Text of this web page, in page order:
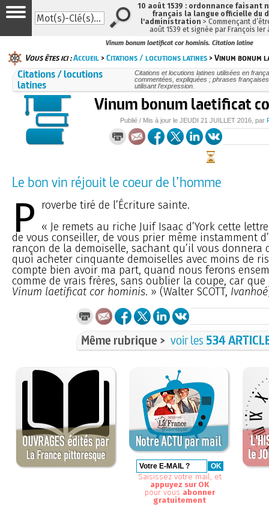
Vinum bonum laetificat cor hominis. Citation latine
Vous êtes ici :Accueil >Citations / locutions latines > Vinum bonum
Citations / locutions
latines
Citations et locutions latines utilisées en
commentées, expliquées ; phrases
utilisant l’expression.
Vinum bonum laetificat
Publié / Mis à jour le JEUDI 21 JUILLET 2016 , par
Le bon vin réjouit le coeur de l’homme
P roverbe tiré de l’Écriture sainte.
« Je remets au riche Juif Isaac d’York cette
de vous conseiller, de vous prier même instamment
rançon de la demoiselle, sachant qu’il vous donnera
quoi acheter cinquante demoiselles avec moins de
compte bien avoir ma part, quand nous ferons
comme de vrais frères, sans oublier la coupe, car
Vinum laetificat cor hominis. » (Walter SCOTT, Ivanhoé
Même rubrique > voir les 534
Saisissez votre mail, et
appuyez sur OK
pour vous abonner
gratuitement
10 août 1539 : ordonnance faisant
français la langue officielle du
l'administration > Commençant
août 1539 et signée par François